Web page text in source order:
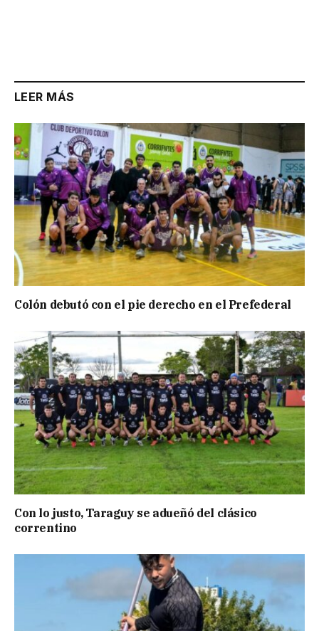
LEER MÁS
Colón debutó con el pie derecho en el Prefederal
Con lo justo, Taraguy se adueñó del clásico
correntino